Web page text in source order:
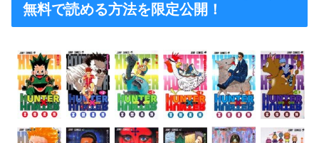
無料で読める方法を限定公開！